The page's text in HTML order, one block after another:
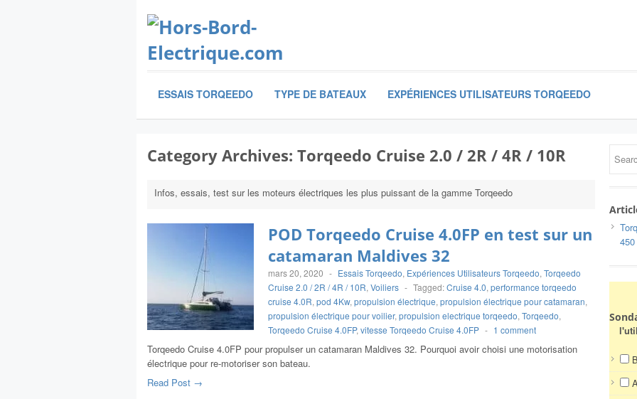
ESSAIS TORQEEDO TYPE DE BATEAUX EXPÉRIENCES UTILISATEURS TORQEEDO
Category Archives: Torqeedo Cruise 2.0 / 2R / 4R / 10R
Infos, essais, test sur les moteurs électriques les plus puissant de la gamme Torqeedo
POD Torqeedo Cruise 4.0FP en test sur un
catamaran Maldives 32
mars 20, 2020 - Essais Torqeedo, Expériences Utilisateurs Torqeedo, Torqeedo
Cruise 2.0 / 2R / 4R / 10R, Voiliers - Tagged:Cruise 4.0, performance torqeedo
cruise 4.0R, pod 4Kw, propulsion électrique, propulsion électrique pour catamaran,
propulsion électrique pour voilier, propulsion electrique torqeedo, Torqeedo,
Torqeedo Cruise 4.0FP, vitesse Torqeedo Cruise 4.0FP - 1 comment
Torqeedo Cruise 4.0FP pour propulser un catamaran Maldives 32. Pourquoi avoir choisi une motorisation
électrique pour re-motoriser son bateau.
Read Post →